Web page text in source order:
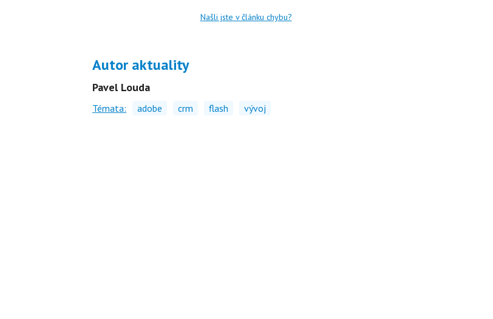
Našli jste v článku chybu?
Autor aktuality
Pavel Louda
Témata: adobe crm flash vývoj